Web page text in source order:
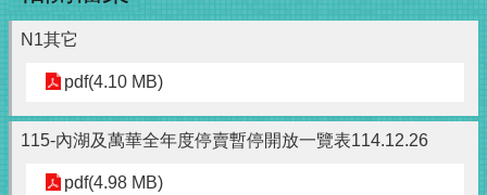
N1其它
pdf(4.10 MB)
115-內湖及萬華全年度停賣暫停開放一覽表114.12.26
pdf(4.98 MB)